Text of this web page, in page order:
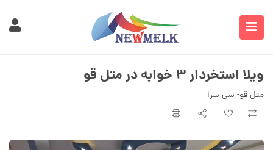
ویلا استخردار ۳ خوابه در متل قو
متل قو- سی سرا